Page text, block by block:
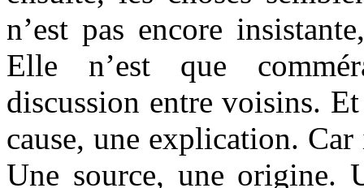
n’est pas encore
Elle n’est que
discussion entre voisins.
cause, une explication.
Une source, une origine.